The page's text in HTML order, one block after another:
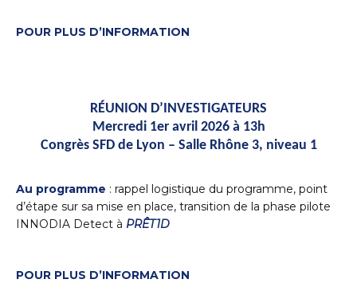
POUR PLUS D’INFORMATION
RÉUNION D’INVESTIGATEURS
Mercredi 1er avril 2026 à 13h
Congrès SFD de Lyon – Salle Rhône 3, niveau 1
Au programme : rappel logistique du programme, point
d’étape sur sa mise en place, transition de la phase pilote
INNODIA Detect à PRÊT1D
POUR PLUS D’INFORMATION